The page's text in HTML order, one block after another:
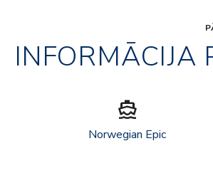
INFORMĀCIJA
directions_boat
Norwegian Epic